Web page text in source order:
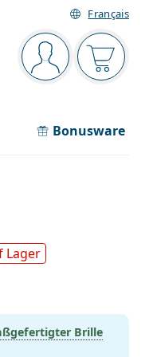
Français
Navigationsleiste
Sie sind Der
Bonusware
Lager
Brille